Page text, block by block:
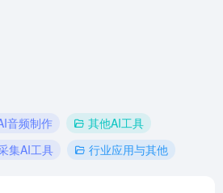
音频制作
其他AI工具
集AI工具 行业应用与其他